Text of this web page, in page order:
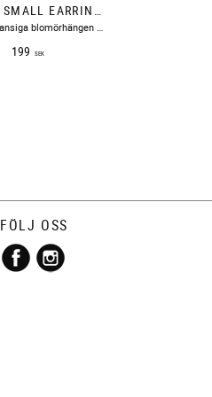
199 SEK
FÖLJ OSS